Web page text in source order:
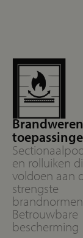
en rolluiken
voldoen aan
strengste
Betrouwbare
bescherming